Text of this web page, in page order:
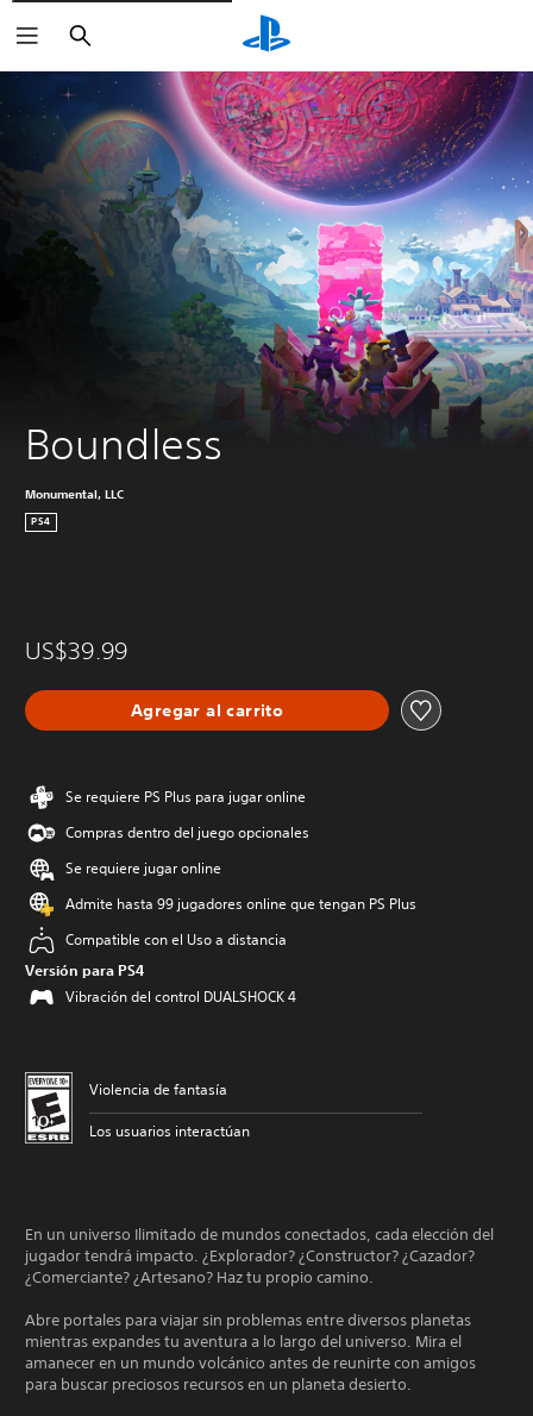
Buscar
Boundless
Monumental, LLC
PS4
US$39.99
Agregar al carrito
Se requiere PS Plus para jugar online
Compras dentro del juego opcionales
Se requiere jugar online
Admite hasta 99 jugadores online que tengan PS Plus
Compatible con el Uso a distancia
Versión para PS4
Vibración del control DUALSHOCK 4
Violencia de fantasía
Los usuarios interactúan
En un universo Ilimitado de mundos conectados, cada elección del
jugador tendrá impacto. ¿Explorador? ¿Constructor? ¿Cazador?
¿Comerciante? ¿Artesano? Haz tu propio camino.
Abre portales para viajar sin problemas entre diversos planetas
mientras expandes tu aventura a lo largo del universo. Mira el
amanecer en un mundo volcánico antes de reunirte con amigos
para buscar preciosos recursos en un planeta desierto.